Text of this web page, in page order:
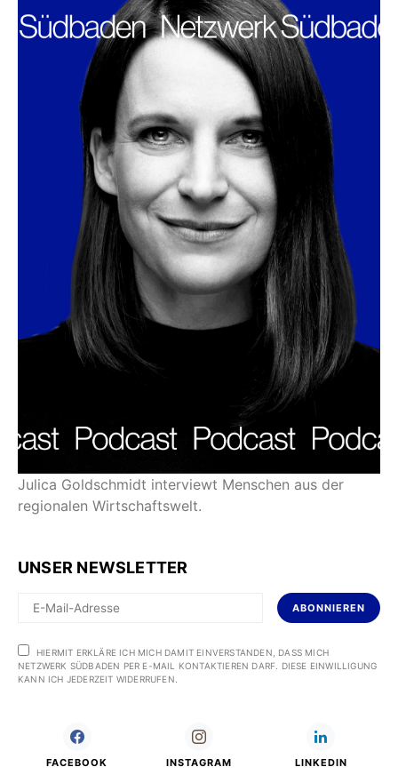
Julica Goldschmidt interviewt Menschen aus der
regionalen Wirtschaftswelt.
UNSER NEWSLETTER
ABONNIEREN
HIERMIT ERKLÄRE ICH MICH DAMIT EINVERSTANDEN, DASS MICH
NETZWERK SÜDBADEN PER E-MAIL KONTAKTIEREN DARF. DIESE EINWILLIGUNG
KANN ICH JEDERZEIT WIDERRUFEN.
FACEBOOK INSTAGRAM LINKEDIN